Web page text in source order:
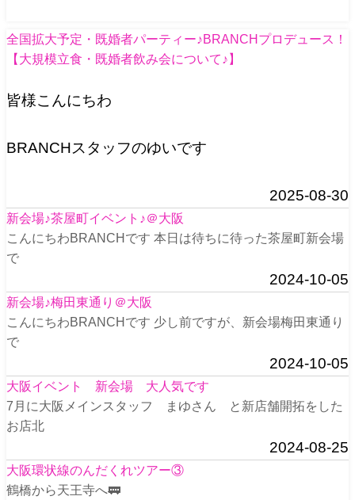
全国拡大予定・既婚者パーティー♪BRANCHプロデュース！
【大規模立食・既婚者飲み会について♪】
皆様こんにちわ
BRANCHスタッフのゆいです
2025-08-30
新会場♪茶屋町イベント♪＠大阪
こんにちわBRANCHです 本日は待ちに待った茶屋町新会場
で
2024-10-05
新会場♪梅田東通り＠大阪
こんにちわBRANCHです 少し前ですが、新会場梅田東通り
で
2024-10-05
大阪イベント 新会場 大人気です
7月に大阪メインスタッフ まゆさん と新店舗開拓をした
お店北
2024-08-25
大阪環状線のんだくれツアー③
鶴橋から天王寺へ🚃